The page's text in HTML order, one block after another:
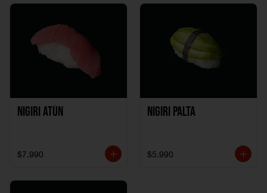
Nigiri Atún
$7.990
Nigiri Palta
$5.990